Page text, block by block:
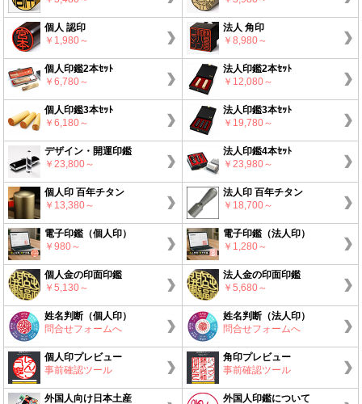
個人 認印
￥1,980～
法人 角印
￥8,980～
個人印鑑2本ｾｯﾄ
￥6,780～
法人印鑑2本ｾｯﾄ
￥12,080～
個人印鑑3本ｾｯﾄ
￥6,180～
法人印鑑3本ｾｯﾄ
￥19,780～
デザイン・開運印鑑
￥23,800～
法人印鑑4本ｾｯﾄ
￥23,980～
個人印 百年チタン
￥13,380～
法人印 百年チタン
￥18,700～
電子印鑑（個人印）
￥980～
電子印鑑（法人印）
￥1,280～
個人金の印面印鑑
￥5,130～
法人金の印面印鑑
￥5,680～
姓名判断（個人印）
問合せフォームへ
姓名判断（法人印）
問合せフォームへ
個人印プレビュー
事前確認ツール
角印プレビュー
事前確認ツール
外国人向け日本土産 外国人印鑑について